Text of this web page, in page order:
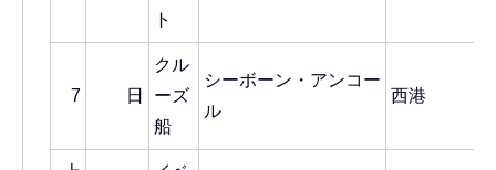
ト
7 日
クル
ーズ
船
シーボーン・アンコー
ル
西港